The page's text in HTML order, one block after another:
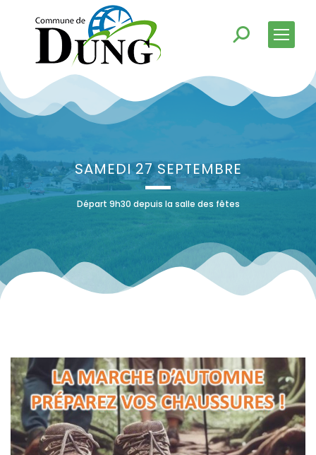
SAMEDI 27 SEPTEMBRE
Départ 9h30 depuis la salle des fêtes